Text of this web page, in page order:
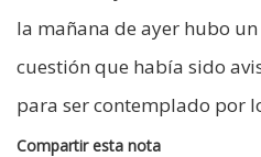
la mañana de ayer hubo
cuestión que había sido
para ser contemplado por
Compartir esta nota